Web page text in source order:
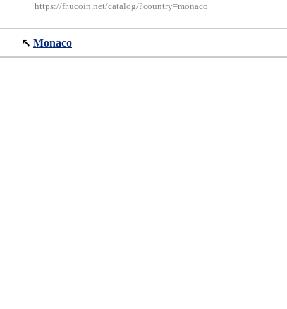
https://fr.ucoin.net/catalog/?country=monaco
↖ Monaco